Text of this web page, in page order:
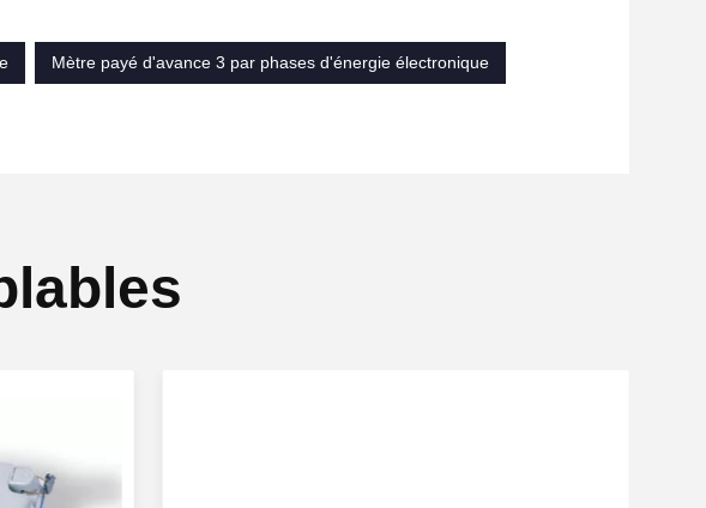
Mètre payé d'avance 3 par phases d'énergie électronique